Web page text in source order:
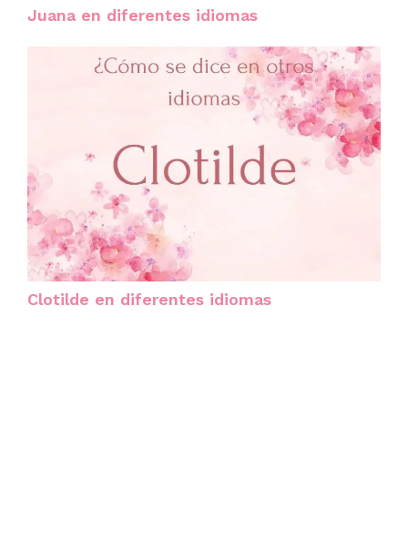
Juana en diferentes idiomas
Clotilde en diferentes idiomas